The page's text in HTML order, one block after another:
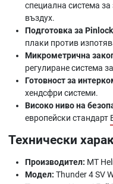
специална система
въздух.
Подготовка за
плаки против
Микрометрична
регулиране система
Готовност за
хендсфри системи.
Високо ниво на
европейски стандарт
Технически
Производител: MT
Модел: Thunder 4 SV